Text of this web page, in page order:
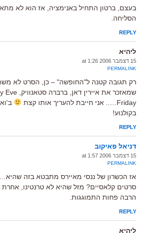
בעצם, ברטון התחיל באנימציה, אז הוא לא
הסליחה.
REPLY
ליהיא
15 דצמבר 2006 at 1:26
PERMALINK
רק תגובה קטנה ל"החופשה" – כן, הסרט לא
Friday….. אני חייבת להעריך אותו קצת
בקולנוע!
REPLY
דניאל פאיקוב
15 דצמבר 2006 at 1:57
PERMALINK
אז הכשרון של ננסי מאיירס מתבטא בזה
סרטים קלאסיים? מזל שהיא לא טרנטינו, אחרת
הרבה פחות התמוגגות.
REPLY
ליהיא